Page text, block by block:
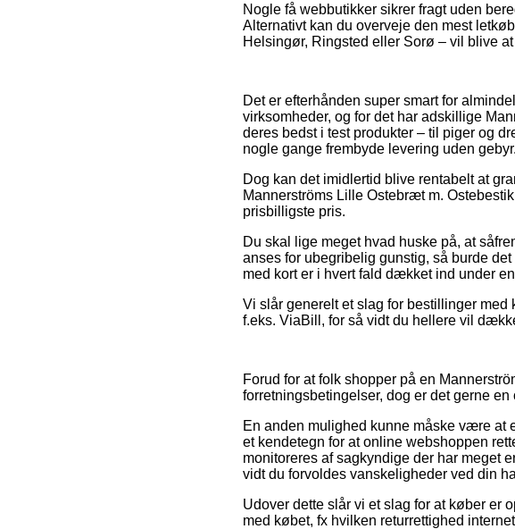
Nogle få webbutikker sikrer fragt uden
Alternativt kan du overveje den mest
Helsingør, Ringsted eller Sorø – vil blive
Det er efterhånden super smart for
virksomheder, og for det har adskillige
deres bedst i test produkter – til piger og
nogle gange frembyde levering uden gebyr.
Dog kan det imidlertid blive rentabelt at
Mannerströms Lille Ostebræt m.
prisbilligste pris.
Du skal lige meget hvad huske på, at
anses for ubegribelig gunstig, så burde
med kort er i hvert fald dækket ind under
Vi slår generelt et slag for bestillinger
f.eks. ViaBill, for så vidt du hellere vil
Forud for at folk shopper på en
forretningsbetingelser, dog er det gerne en
En anden mulighed kunne måske være at
et kendetegn for at online webshoppen
monitoreres af sagkyndige der har meget
vidt du forvoldes vanskeligheder ved din
Udover dette slår vi et slag for at køber er
med købet, fx hvilken returrettighed